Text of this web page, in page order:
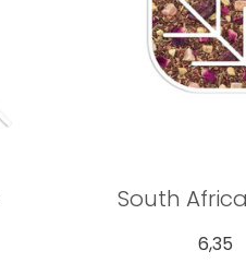
South
6,35